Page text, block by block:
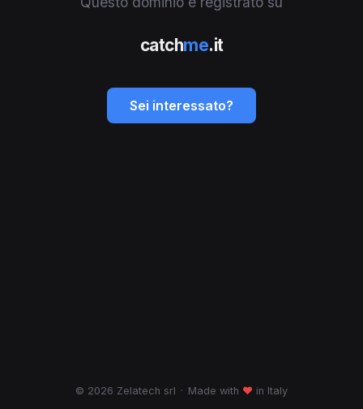
catchme.it
Sei interessato?
© 2026 Zelatech srl · Made with ♥ in Italy